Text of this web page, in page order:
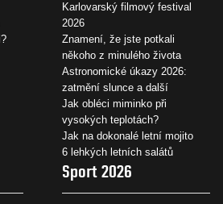
Karlovarský filmový festival
2026
Znamení, že jste potkali
někoho z minulého života
Astronomické úkazy 2026:
zatmění slunce a další
Jak obléci miminko při
vysokých teplotách?
Jak na dokonalé letní mojito
6 lehkých letních salátů
Sport 2026